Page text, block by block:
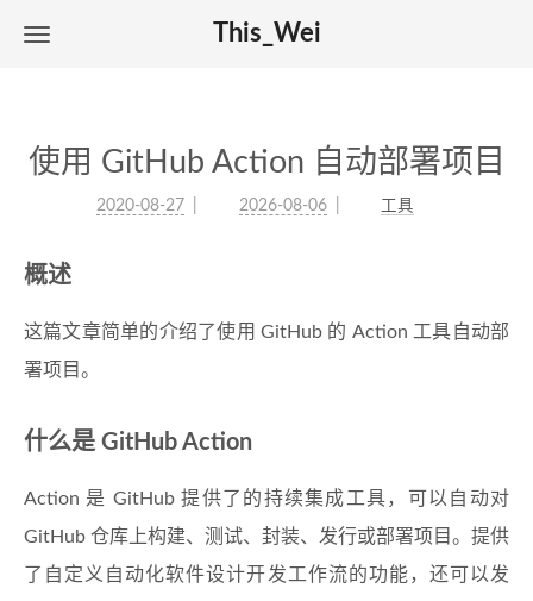
This_Wei
使用 GitHub Action 自动部署项目
2020-08-27 2026-08-06 工具
概述
这篇文章简单的介绍了使用 GitHub 的 Action 工具自动部
署项目。
什么是 GitHub Action
Action 是 GitHub 提供了的持续集成工具，可以自动对
GitHub 仓库上构建、测试、封装、发行或部署项目。提供
了自定义自动化软件设计开发工作流的功能，还可以发